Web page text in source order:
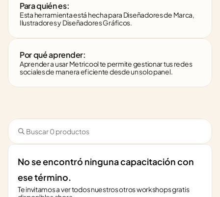
Para quién es:
Esta herramienta está hecha para Diseñadores de Marca,
Ilustradores y Diseñadores Gráficos.
Por qué aprender:
Aprender a usar Metricool te permite gestionar tus redes
sociales de manera eficiente desde un solo panel.
No se encontró ninguna capacitación con
ese término.
Te invitamos a ver todos nuestros otros workshops gratis